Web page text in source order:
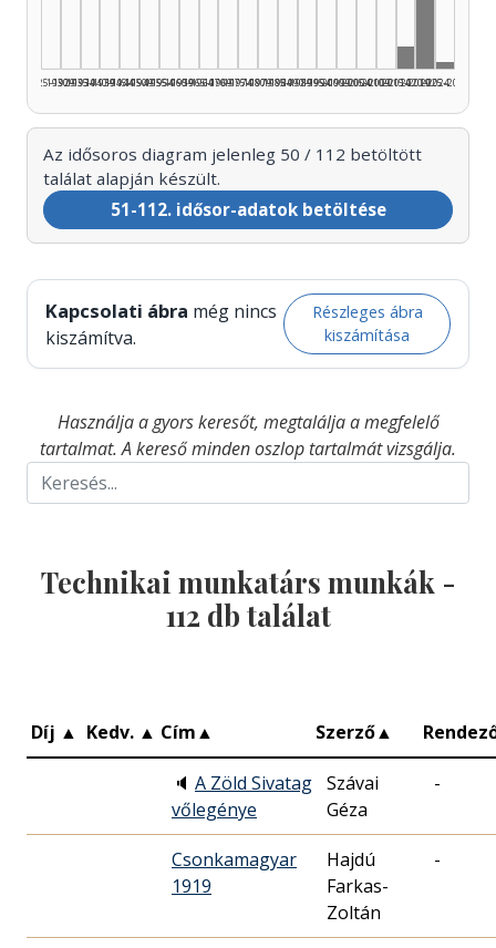
1925–1929
1930–1934
1935–1939
1940–1944
1945–1949
1950–1954
1955–1959
1960–1964
1965–1969
1970–1974
1975–1979
1980–1984
1985–1989
1990–1994
1995–1999
2000–2004
2005–2009
2010–2014
Technikai
2015–2019
2020–2024
2025–2026
Az idősoros diagram jelenleg 50 / 112 betöltött
találat alapján készült.
51-112. idősor-adatok betöltése
Kapcsolati ábra még nincs
kiszámítva.
Részleges ábra
kiszámítása
Használja a gyors keresőt, megtalálja a megfelelő
tartalmat. A kereső minden oszlop tartalmát vizsgálja.
Technikai munkatárs munkák -
112 db találat
Díj ▲ Kedv. ▲ Cím▲ Szerző▲
🔈 A Zöld Sivatag
vőlegénye
Szávai
Géza
-
Csonkamagyar
1919
Hajdú
Farkas-
Zoltán
-